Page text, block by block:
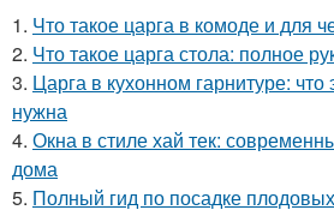
1. Что такое царга в комоде и для
2. Что такое царга стола: полное
3. Царга в кухонном гарнитуре: что
нужна
4. Окна в стиле хай тек:
дома
5. Полный гид по посадке